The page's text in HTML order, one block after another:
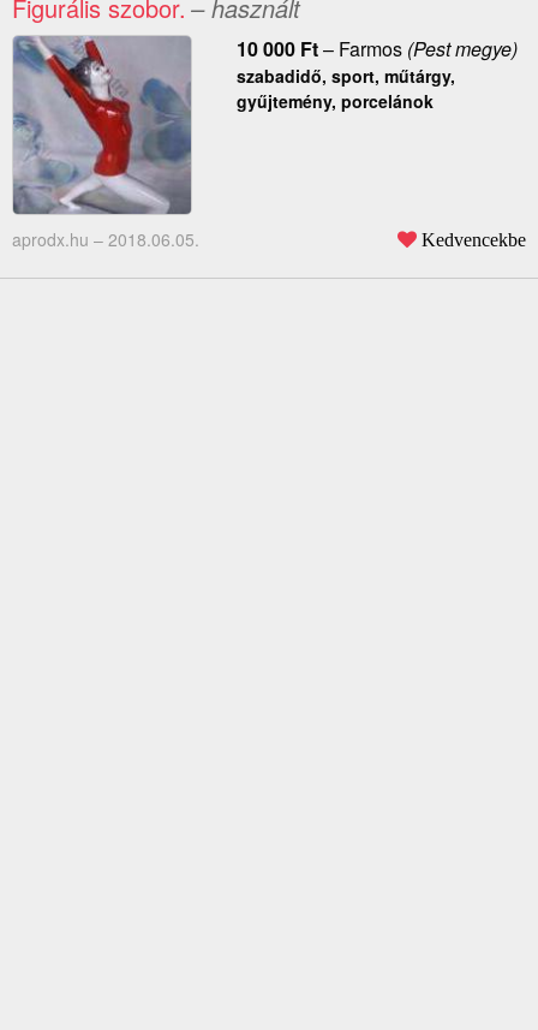
Figurális szobor. – használt
10 000 Ft– Farmos(Pest megye)
szabadidő, sport, műtárgy,
gyűjtemény, porcelánok
aprodx.hu – 2018.06.05. Kedvencekbe